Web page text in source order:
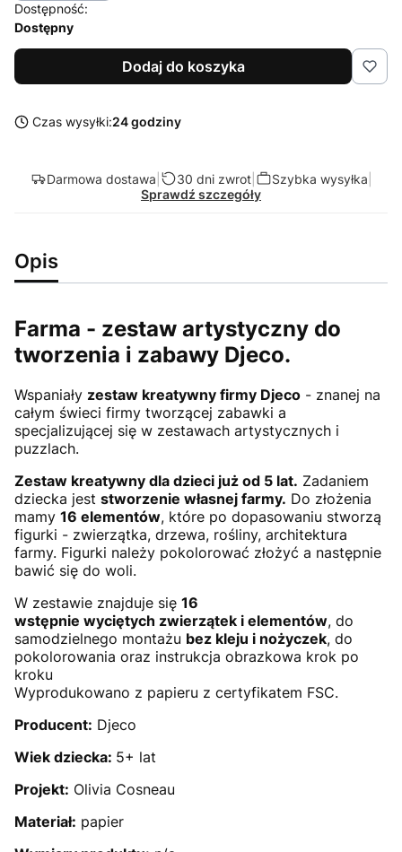
Dostępność:
Dostępny
Dodaj do koszyka
Czas wysyłki:24 godziny
Darmowa dostawa 30 dni zwrot| Szybka wysyłka
Sprawdź szczegóły
Opis
Farma - zestaw artystyczny do
tworzenia i zabawy Djeco.
Wspaniały zestaw kreatywny firmy Djeco - znanej na
całym świeci firmy tworzącej zabawki a
specjalizującej się w zestawach artystycznych i
puzzlach.
Zestaw kreatywny dla dzieci już od 5 lat. Zadaniem
dziecka jest stworzenie własnej farmy. Do złożenia
mamy 16 elementów, które po dopasowaniu stworzą
figurki - zwierzątka, drzewa, rośliny, architektura
farmy. Figurki należy pokolorować złożyć a następnie
bawić się do woli.
W zestawie znajduje się 16
wstępnie wyciętych zwierzątek i elementów, do
samodzielnego montażu bez kleju i nożyczek, do
pokolorowania oraz instrukcja obrazkowa krok po
kroku
Wyprodukowano z papieru z certyfikatem FSC.
Producent: Djeco
Wiek dziecka: 5+ lat
Projekt: Olivia Cosneau
Materiał: papier